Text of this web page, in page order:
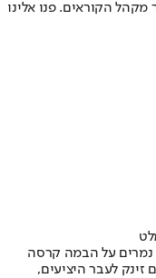
הקוראים. פנו אלינו
נמרים על הבמה קרסה
לעבר היציעים,